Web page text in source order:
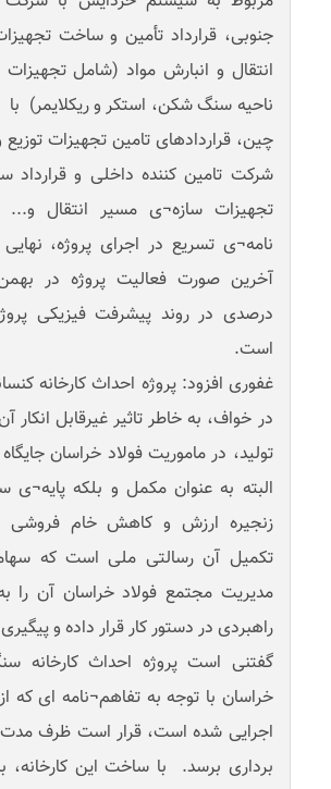
جنوبی، قرارداد تأمین و ساخت
انتقال و انبارش مواد (شامل تجهیزات
چین، قراردادهای تامین تجهیزات توزیع
شرکت تامین کننده داخلی و قرارداد
تجهیزات سازه¬ی مسیر انتقال
نامه¬ی تسریع در اجرای پروژه،
درصدی در روند پیشرفت فیزیکی
است.
غفوری افزود: پروژه احداث کارخانه
در خواف، به خاطر تاثیر غیرقابل انکار
تولید، در ماموریت فولاد خراسان
البته به عنوان مکمل و بلکه پایه¬ی
زنجیره ارزش و کاهش خام فروشی
تکمیل آن رسالتی ملی است که
مدیریت مجتمع فولاد خراسان آن را
راهبردی در دستور کار قرار داده و
گفتنی است پروژه احداث کارخانه
برداری برسد. با ساخت این کارخانه،